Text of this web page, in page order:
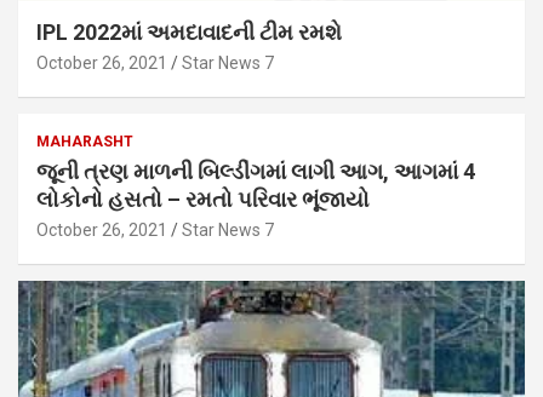
IPL 2022માં અમદાવાદની ટીમ રમશે
October 26, 2021 Star News 7
MAHARASHT
જૂની ત્રણ માળની બિલ્ડીંગમાં લાગી આગ, આગમાં 4
લોકોનો હસતો – રમતો પરિવાર ભૂંજાયો
October 26, 2021 Star News 7